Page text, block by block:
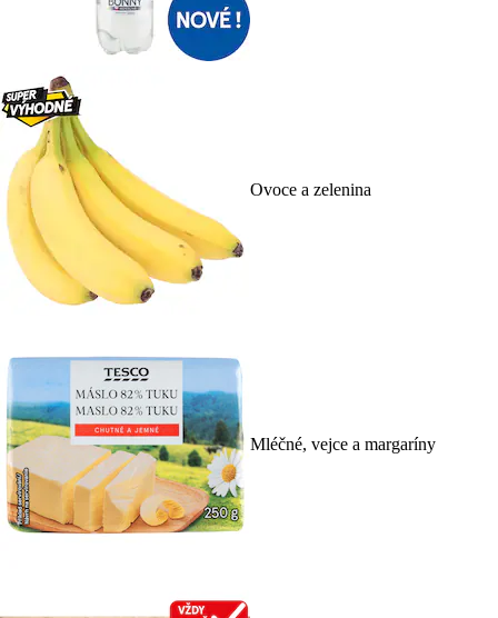
Ovoce a zelenina
Mléčné, vejce a margaríny